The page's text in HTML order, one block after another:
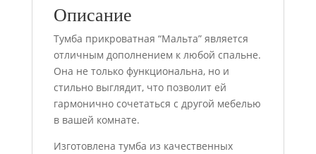
Описание
Тумба прикроватная “Мальта” является
отличным дополнением к любой спальне.
Она не только функциональна, но и
стильно выглядит, что позволит ей
гармонично сочетаться с другой мебелью
в вашей комнате.
Изготовлена тумба из качественных